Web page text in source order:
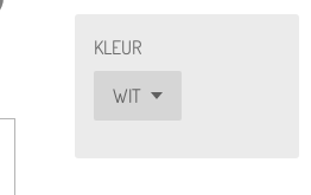
KLEUR